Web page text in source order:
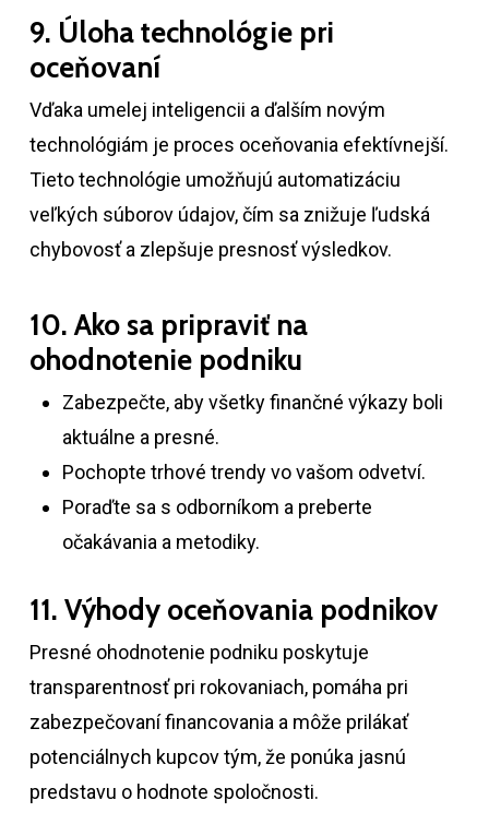
9. Úloha technológie pri
oceňovaní
Vďaka umelej inteligencii a ďalším novým
technológiám je proces oceňovania efektívnejší.
Tieto technológie umožňujú automatizáciu
veľkých súborov údajov, čím sa znižuje ľudská
chybovosť a zlepšuje presnosť výsledkov.
10. Ako sa pripraviť na
ohodnotenie podniku
Zabezpečte, aby všetky finančné výkazy boli
aktuálne a presné.
Pochopte trhové trendy vo vašom odvetví.
Poraďte sa s odborníkom a preberte
očakávania a metodiky.
11. Výhody oceňovania podnikov
Presné ohodnotenie podniku poskytuje
transparentnosť pri rokovaniach, pomáha pri
zabezpečovaní financovania a môže prilákať
potenciálnych kupcov tým, že ponúka jasnú
predstavu o hodnote spoločnosti.